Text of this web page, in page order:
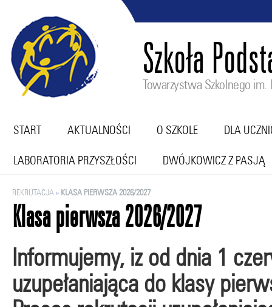
Szkoła
Towarzystwa Szkolnego im.
START AKTUALNOŚCI O SZKOLE DLA
LABORATORIA PRZYSZŁOŚCI DWÓJKOWICZ Z PASJĄ
Klasa pierwsza 2026/2027
REKRUTACJA» KLASA PIERWSZA 2026/2027
Informujemy, iz od dnia 1
uzupełaniająca do klasy